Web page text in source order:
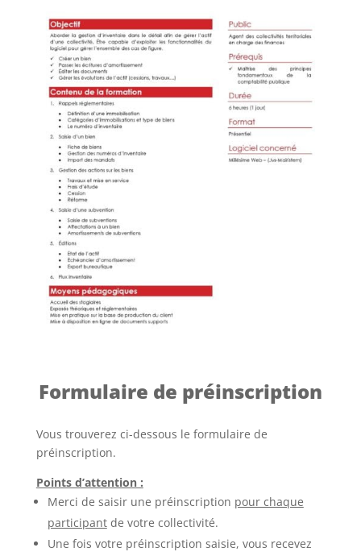
Formulaire de préinscription
Vous trouverez ci-dessous le formulaire de
préinscription.
Points d’attention :
Merci de saisir une préinscription pour chaque
participantde votre collectivité.
Une fois votre préinscription saisie, vous recevez